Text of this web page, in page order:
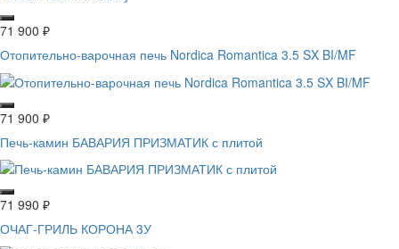
71 900 ₽
Отопительно-варочная печь Nordica Romantica 3.5 SX BI/MF
71 900 ₽
Печь-камин БАВАРИЯ ПРИЗМАТИК с плитой
71 990 ₽
ОЧАГ-ГРИЛЬ КОРОНА 3У